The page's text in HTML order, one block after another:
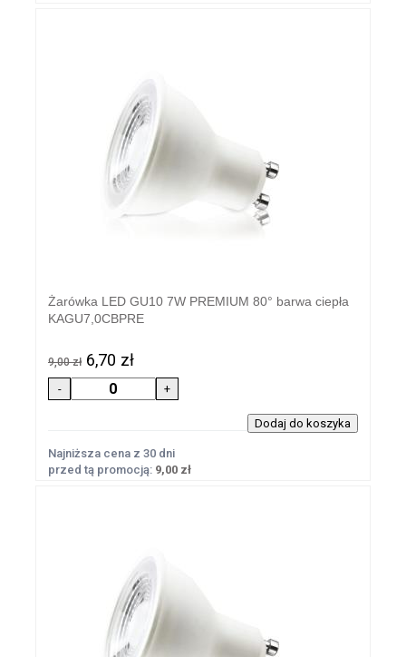
Żarówka LED GU10 7W PREMIUM 80° barwa ciepła
KAGU7,0CBPRE
9,00 zł 6,70 zł
Najniższa cena z 30 dni
przed tą promocją: 9,00 zł